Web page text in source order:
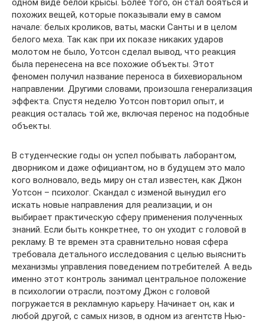
похожих вещей, которые показывали ему в самом
начале: белых кроликов, ваты, маски Санты и в целом
белого меха. Так как при их показе никаких ударов
молотом не было, Уотсон сделал вывод, что реакция
была перенесена на все похожие объекты. Этот
феномен получил название переноса в бихевиоральном
направлении. Другими словами, произошла генерализация
эффекта. Спустя неделю Уотсон повторил опыт, и
реакция осталась той же, включая перенос на подобные
объекты.
В студенческие годы он успел побывать лаборантом,
дворником и даже официантом, но в будущем это мало
кого волновало, ведь миру он стал известен, как Джон
Уотсон – психолог. Скандал с изменой вынудил его
искать новые направления для реализации, и он
выбирает практическую сферу применения полученных
знаний. Если быть конкретнее, то он уходит с головой в
рекламу. В те времен эта сравнительно новая сфера
требовала детального исследования с целью выяснить
механизмы управления поведением потребителей. А ведь
именно этот контроль занимал центральное положение
в психологии отрасли, поэтому Джон с головой
погружается в рекламную карьеру. Начинает он, как и
любой другой, с самых низов, в одном из агентств Нью-